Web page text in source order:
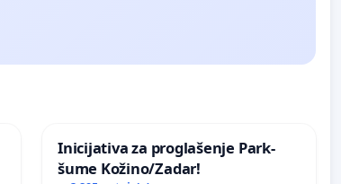
Inicijativa za proglašenje Park-
šume Kožino/Zadar!